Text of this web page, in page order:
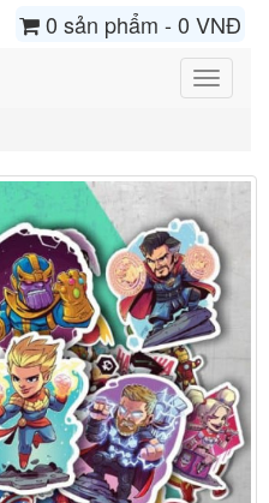
0 sản phẩm - 0 VNĐ
Toggle